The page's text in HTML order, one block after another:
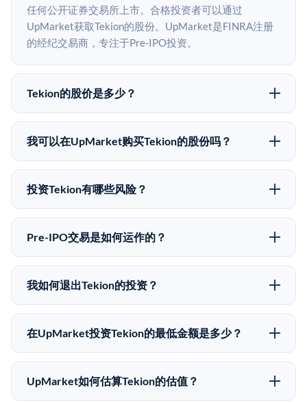
任何公开证券交易所上市。合格投资者可以通过
UpMarket获取Tekion的股份。UpMarket是FINRA注册
的经纪交易商，专注于Pre-IPO投资。
Tekion的股价是多少？
Tekion没有公开股价，因为它是一家私有公司。最近的
已知股价来自其最近一轮融资。 二级市场上的Pre-IPO
不同。
我可以在UpMarket购买Tekion的股份吗？
可以。合格投资者可以通过填写本页表单或在
upmarket.co创建账户来表达对Tekion股份的投资意向。
50,000美元。UpMarket是FINRA注册的经纪交易商，
自2019年以来已经纪超过5亿美元的另类投资。
投资Tekion有哪些风险？
Pre-IPO投资存在重大风险。Tekion的股份流动性低，意
味着没有公开市场可以快速出售。不存在确定的退出时
可能全部损失的准备。私有公司的估值在融资轮次之间
可能大幅波动。投资者应在投资前咨询其财务顾问并审
Pre-IPO交易是如何运作的？
在Pre-IPO交易中，合格投资者通过二级市场平台从现有
股东（如员工、早期投资者或其他持有人）处购买股
为FINRA注册的经纪交易商促成这些交易，代表双方处
理合规、文件和结算事宜。
我如何退出Tekion的投资？
Pre-IPO持股主要有两种退出途径：在二级市场将股份出
售给其他买家，或持有直到公司完成IPO或被收购。两
市场条件。任何退出的时间都是不可预测的，投资者应
做好多年持有的准备。
在UpMarket投资Tekion的最低金额是多少？
UpMarket上大多数Pre-IPO产品的最低投资金额为
50,000美元。具体金额可能因产品和股份供应情况而有
UpMarket如何估算Tekion的估值？